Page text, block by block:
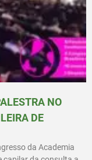
NO
DE
da Academia